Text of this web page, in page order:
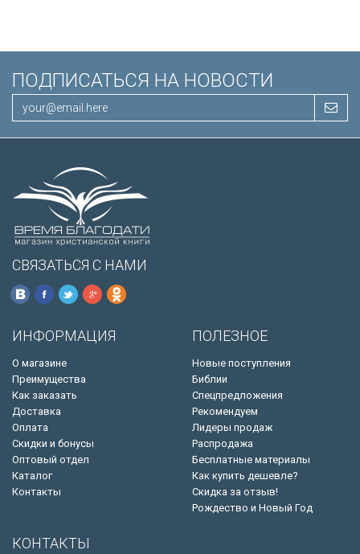
ПОДПИСАТЬСЯ НА НОВОСТИ
СВЯЗАТЬСЯ С НАМИ
ИНФОРМАЦИЯ
О магазине
Преимущества
Как заказать
Доставка
Оплата
Скидки и бонусы
Оптовый отдел
Каталог
Контакты
ПОЛЕЗНОЕ
Новые поступления
Библии
Спецпредложения
Рекомендуем
Лидеры продаж
Распродажа
Бесплатные материалы
Как купить дешевле?
Скидка за отзыв!
Рождество и Новый Год
КОНТАКТЫ